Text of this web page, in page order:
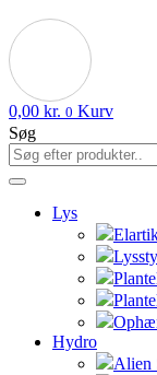
0,00 kr. 0 Kurv
Søg
Lys
Hydro
Alien